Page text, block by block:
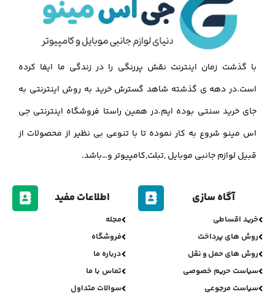
با گذشت زمان اینترنت نقش پررنگی را در زندگی ما ایفا کرده
است.در دهه ی گذشته شاهد گسترش خرید به روش اینترنتی به
جای خرید سنتی بوده ایم.در همین راستا فروشگاه اینترنتی جی
اس مینو شروع به کار نموده تا با تنوعی بی نظیر از محصولات از
قبیل لوازم جانبی موبایل ,تبلت,کامپیوتر و…باشد.
آگاه سازی
خرید اقساطی
روش های پرداخت
روش های حمل و نقل
سیاست حریم خصوصی
سیاست مرجوعی
اطلاعات مفید
مجله
فروشگاه
درباره ما
تماس با ما
سوالات متداول